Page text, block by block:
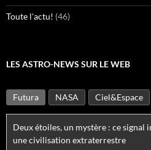
Toute l'actu! (46)
LES ASTRO-NEWS SUR LE WEB
Futura NASA Ciel&Espace
Deux étoiles, un mystère : ce
une civilisation extraterrestre